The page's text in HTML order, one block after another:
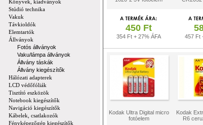
Könyvek, kiadványok
Stúdió technika
Vakuk
Távkioldók
Elemtartók
Állványok
Fotós állványok
Vaku/lámpa állványok
Állvány táskák
Állvány kiegészítők
Hálózati adapterek
LCD védőfóliák
Tisztító eszközök
Notebook kiegészítők
Navigáció kiegészítők
Kábelek, csatlakozók
Fényképezőgép kiegészítők
450 Ft
354 Ft + 27% ÁFA 457 Ft
Kodak Ultra Digital micro
fotóelem
Kodak
R6